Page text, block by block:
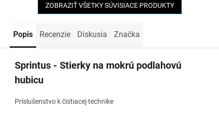
ZOBRAZIŤ VŠETKY SÚVISIACE PRODUKTY
Popis Recenzie Diskusia Značka
Sprintus - Stierky na mokrú podlahovú
hubicu
Príslušenstvo k čistiacej technike